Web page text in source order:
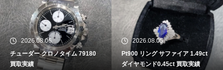
2026.08.06
チューダー クロノタイム 79180
買取実績
2026.08.05
Pt900 リング サファイア 1.49ct
ダイヤモンド0.45ct 買取実績